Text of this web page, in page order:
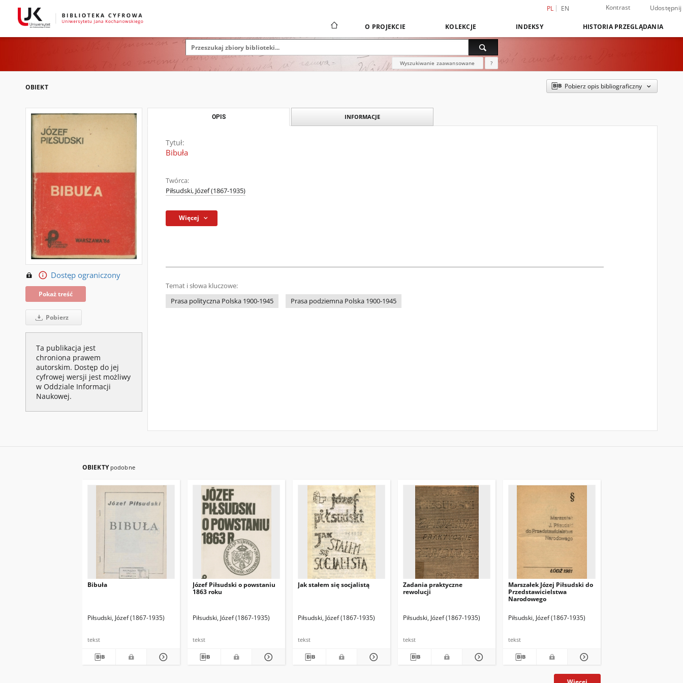
PL EN Kontrast Udostępnij
O PROJEKCIE KOLEKCJE INDEKSY HISTORIA PRZEGLĄDANIA
Wyszukiwanie zaawansowane ?
OBIEKT Pobierz opis bibliograficzny
Dostęp ograniczony
Pokaż treść
Pobierz
Ta publikacja jest
chroniona prawem
autorskim. Dostęp do jej
cyfrowej wersji jest możliwy
w Oddziale Informacji
Naukowej.
OPIS INFORMACJE
Tytuł:
Bibuła
Twórca:
Piłsudski, Józef (1867-1935)
Więcej
Temat i słowa kluczowe:
Prasa polityczna Polska 1900-1945
Prasa podziemna Polska 1900-1945
OBIEKTY podobne
Bibuła
Piłsudski, Józef (1867-1935)
tekst
Józef Piłsudski o powstaniu
1863 roku
Piłsudski, Józef (1867-1935)
tekst
Jak stałem się socjalistą
Piłsudski, Józef (1867-1935)
tekst
Zadania praktyczne
rewolucji
Piłsudski, Józef (1867-1935)
tekst
Marszałek Józej Piłsudski do
Przedstawicielstwa
Narodowego
Piłsudski, Józef (1867-1935)
tekst